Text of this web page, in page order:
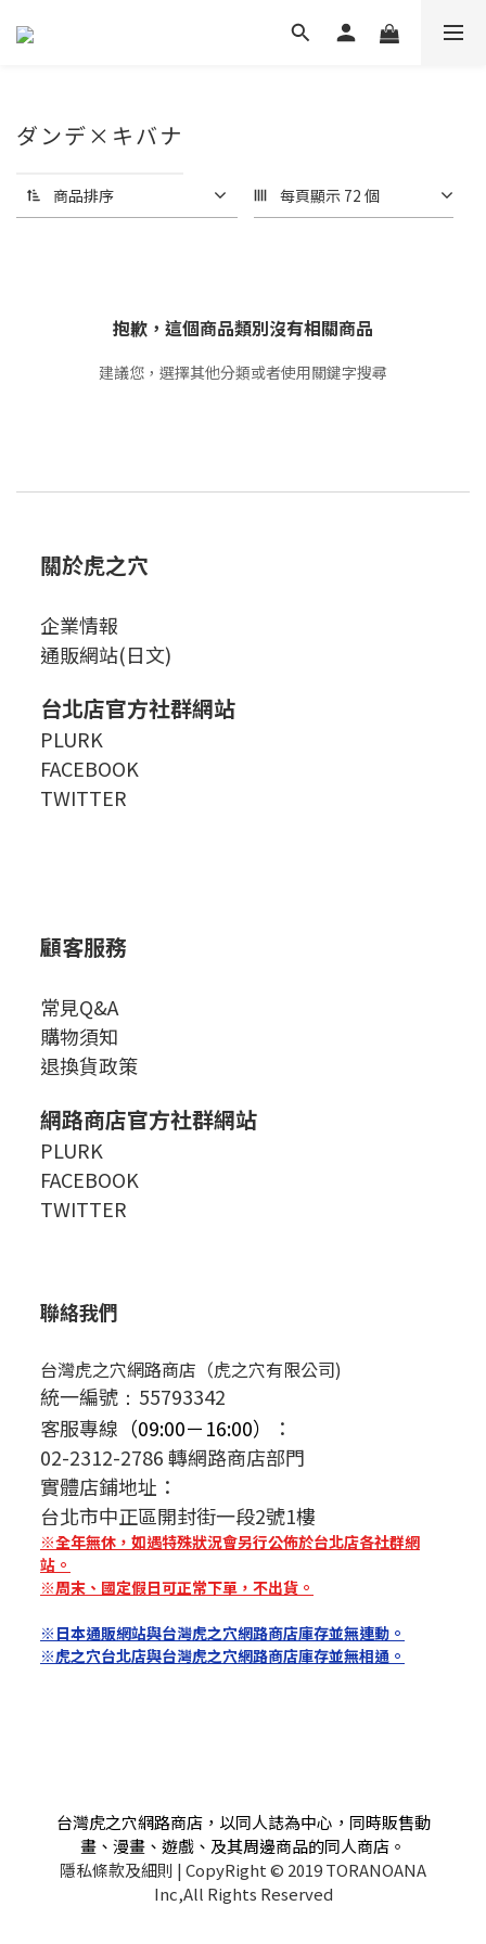
ダンデ×キバナ
商品排序 每頁顯示 72 個
抱歉，這個商品類別沒有相關商品
建議您，選擇其他分類或者使用關鍵字搜尋
關於虎之穴
企業情報
通販網站(日文)
台北店官方社群網站
PLURK
FACEBOOK
TWITTER
顧客服務
常見Q&A
購物須知
退換貨政策
網路商店官方社群網站
PLURK
FACEBOOK
TWITTER
聯絡我們
台灣虎之穴網路商店（虎之穴有限公司)
統一編號 ： 55793342
客服專線 （09:00－16:00）
：
02-2312-2786 轉網路商店部門
實體店鋪地址：
台北市中正區開封街一段2號1樓
※全年無休，如遇特殊狀況會另行公佈於台北店各社群網
站。
※周末、國定假日可正常下單，不出貨。
※日本通販網站與台灣虎之穴網路商店庫存並無連動。
※虎之穴台北店與台灣虎之穴網路商店庫存並無相通。
台灣虎之穴網路商店，以同人誌為中心，同時販售動
畫、漫畫、遊戲、及其周邊商品的同人商店。
隱私條款及細則 | CopyRight © 2019 TORANOANA
Inc,All Rights Reserved